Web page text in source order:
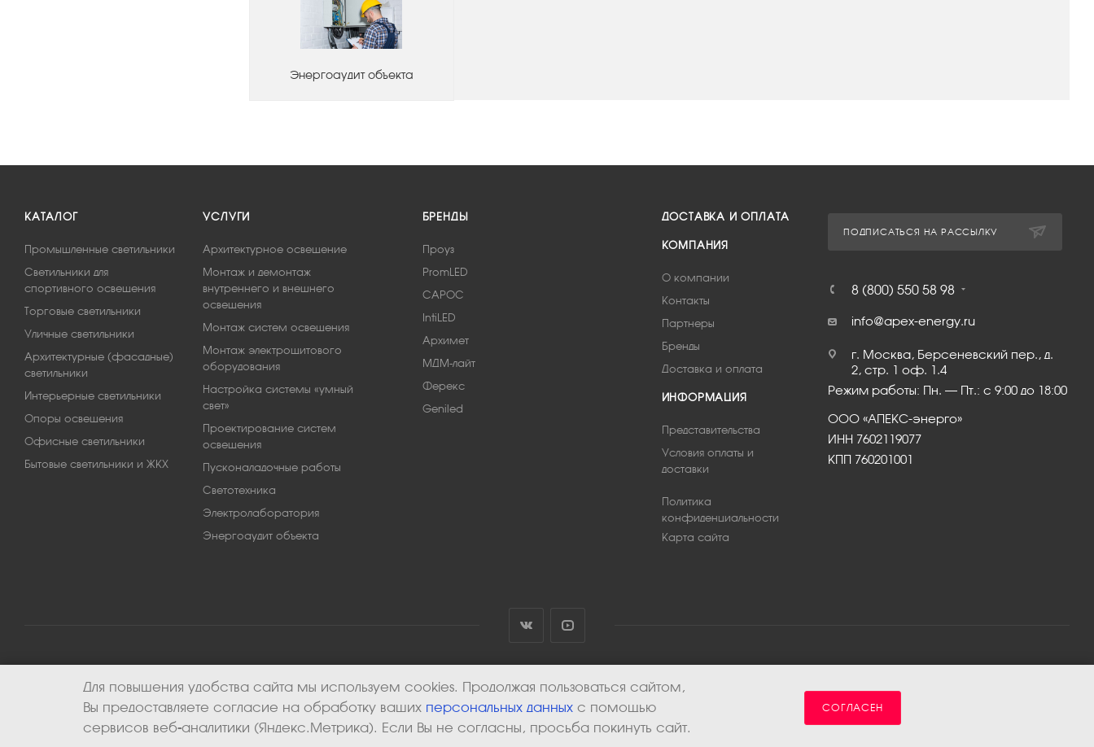
Энергоаудит объекта
КАТАЛОГ
Промышленные светильники
Светильники для
спортивного освещения
Торговые светильники
Уличные светильники
Архитектурные (фасадные)
светильники
Интерьерные светильники
Опоры освещения
Офисные светильники
Бытовые светильники и ЖКХ
УСЛУГИ
Архитектурное освещение
Монтаж и демонтаж
внутреннего и внешнего
освещения
Монтаж систем освещения
Монтаж электрощитового
оборудования
Настройка системы «умный
свет»
Проектирование систем
освещения
Пусконаладочные работы
Светотехника
Электролаборатория
Энергоаудит объекта
БРЕНДЫ
Проуз
PromLED
САРОС
IntiLED
Архимет
МДМ-лайт
Ферекс
Geniled
ДОСТАВКА И ОПЛАТА
КОМПАНИЯ
О компании
Контакты
Партнеры
Бренды
Доставка и оплата
ИНФОРМАЦИЯ
Представительства
Условия оплаты и
доставки
Политика
конфиденциальности
Карта сайта
ПОДПИСАТЬСЯ НА РАССЫЛКУ
8 (800) 550 58 98
info@apex-energy.ru
г. Москва, Берсеневский пер., д.
2, стр. 1 оф. 1.4
Режим работы: Пн. – Пт.: с 9:00 до 18:00
ООО «АПЕКС-энерго»
ИНН 7602119077
КПП 760201001
2026 © ООО «Апекс-энерго». Все права защищены.
Для повышения удобства сайта мы используем cookies. Продолжая пользоваться сайтом,
Вы предоставляете согласие на обработку ваших персональных данных с помощью
сервисов веб-аналитики (Яндекс.Метрика). Если Вы не согласны, просьба покинуть сайт.
СОГЛАСЕН